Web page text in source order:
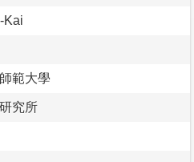
Kai
範大學
究所